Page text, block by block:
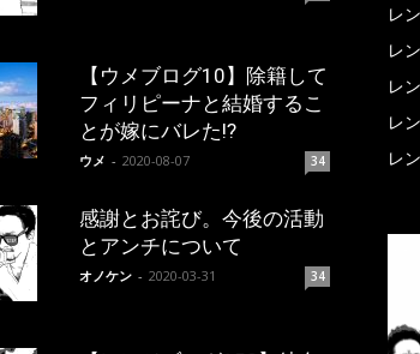
【ウメブログ10】除籍して
フィリピーナと結婚するこ
とが嫁にバレた!?
ウメ - 2020-08-07 34
感謝とお詫び。今後の活動
とアンチについて
オノケン - 2020-03-31 34
レ
レ
レ
レ
レ